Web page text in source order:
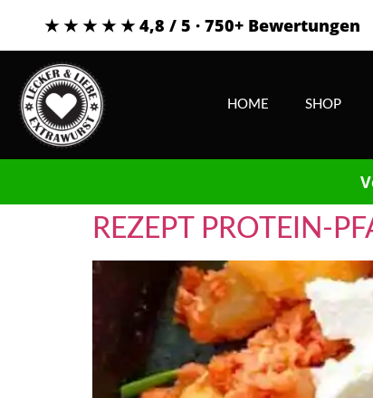
★ ★ ★ ★ ★ 4,8 / 5 · 750+ Bewertungen
HOME SHOP
REZEPT PROTEIN-